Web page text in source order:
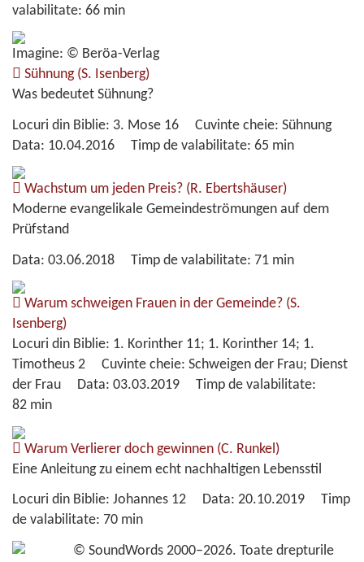
valabilitate: 66 min
Imagine: © Beröa-Verlag
Sühnung (S. Isenberg)
Was bedeutet Sühnung?
Locuri din Biblie: 3. Mose 16 Cuvinte cheie: Sühnung
Data: 10.04.2016 Timp de valabilitate: 65 min
Wachstum um jeden Preis? (R. Ebertshäuser)
Moderne evangelikale Gemeindeströmungen auf dem
Prüfstand
Data: 03.06.2018 Timp de valabilitate: 71 min
Warum schweigen Frauen in der Gemeinde? (S.
Isenberg)
Locuri din Biblie: 1. Korinther 11; 1. Korinther 14; 1.
Timotheus 2 Cuvinte cheie: Schweigen der Frau; Dienst
der Frau Data: 03.03.2019 Timp de valabilitate:
82 min
Warum Verlierer doch gewinnen (C. Runkel)
Eine Anleitung zu einem echt nachhaltigen Lebensstil
Locuri din Biblie: Johannes 12 Data: 20.10.2019 Timp
de valabilitate: 70 min
© SoundWords2000–2026. Toate drepturile